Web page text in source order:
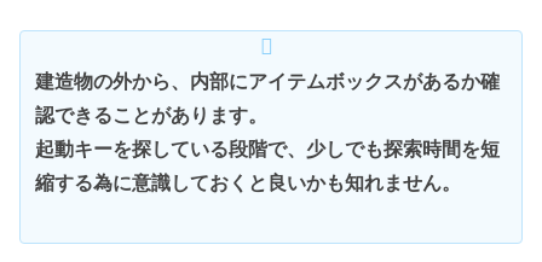
建造物の外から、内部にアイテムボックスがあるか確
認できることがあります。
起動キーを探している段階で、少しでも探索時間を短
縮する為に意識しておくと良いかも知れません。